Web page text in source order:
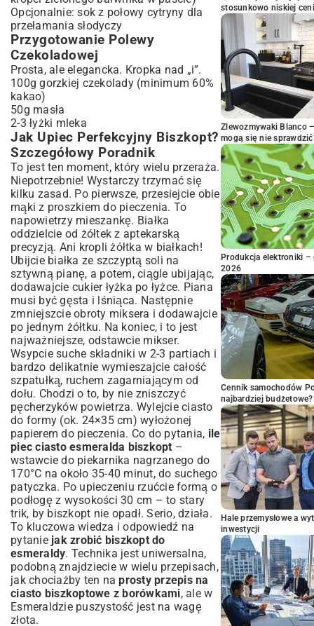
Opcjonalnie: sok z połowy cytryny dla
przełamania słodyczy
Przygotowanie Polewy
Czekoladowej
Prosta, ale elegancka. Kropka nad „i”.
100g gorzkiej czekolady (minimum 60%
kakao)
50g masła
2-3 łyżki mleka
Jak Upiec Perfekcyjny Biszkopt?
Szczegółowy Poradnik
To jest ten moment, który wielu przeraża.
Niepotrzebnie! Wystarczy trzymać się
kilku zasad. Po pierwsze, przesiejcie obie
mąki z proszkiem do pieczenia. To
napowietrzy mieszankę. Białka
oddzielcie od żółtek z aptekarską
precyzją. Ani kropli żółtka w białkach!
Ubijcie białka ze szczyptą soli na
sztywną pianę, a potem, ciągle ubijając,
dodawajcie cukier łyżka po łyżce. Piana
musi być gęsta i lśniąca. Następnie
zmniejszcie obroty miksera i dodawajcie
po jednym żółtku. Na koniec, i to jest
najważniejsze, odstawcie mikser.
Wsypcie suche składniki w 2-3 partiach i
bardzo delikatnie wymieszajcie całość
szpatułką, ruchem zagarniającym od
dołu. Chodzi o to, by nie zniszczyć
pęcherzyków powietrza. Wylejcie ciasto
do formy (ok. 24×35 cm) wyłożonej
papierem do pieczenia. Co do pytania, ile
piec ciasto esmeralda biszkopt –
wstawcie do piekarnika nagrzanego do
170°C na około 35-40 minut, do suchego
patyczka. Po upieczeniu rzućcie formą o
podłogę z wysokości 30 cm – to stary
trik, by biszkopt nie opadł. Serio, działa.
To kluczowa wiedza i odpowiedź na
pytanie jak zrobić biszkopt do
esmeraldy. Technika jest uniwersalna,
podobną znajdziecie w wielu przepisach,
jak chociażby ten naprosty przepis na
ciasto biszkoptowe z borówkami, ale w
Esmeraldzie puszystość jest na wagę
złota.
stosunkowo niskiej
Zlewozmywaki Blanco
mogą się nie
Produkcja elektroniki –
2026
Cennik samochodów
najbardziej budżetowe?
Hale przemysłowe a
inwestycji